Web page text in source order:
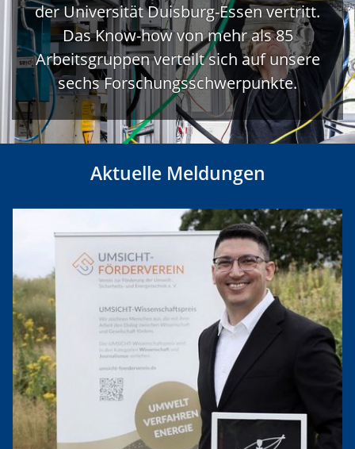
der Universität Duisburg-Essen vertritt.
Das Know-how von mehr als 85
Arbeitsgruppen verteilt sich auf unsere
sechs Forschungsschwerpunkte.
Aktuelle Meldungen